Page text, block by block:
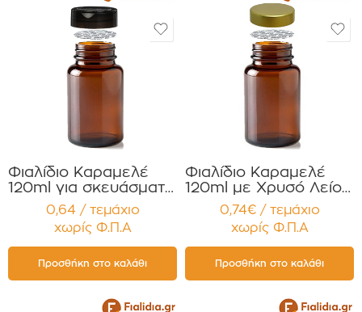
Φιαλίδιο Καραμελέ
120ml για σκευάσματα
σε σκόνη Συμπλ.
Διατροφής με Διπλό
Φλιπ Τοπ Συσκευασία
12 τεμαχίων
0,64 / τεμάχιο
χωρίς Φ.Π.Α
Προσθήκη στο καλάθι
Φιαλίδιο Καραμελέ
120ml με Χρυσό Λείο
πώμα για Χάπια ,
Βιταμίνες
Συμπληρώματα
Διατροφής
Συσκευασία 12
τεμαχίων
0,74€ / τεμάχιο
χωρίς Φ.Π.Α
Προσθήκη στο καλάθι